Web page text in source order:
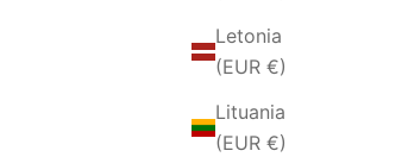
Letonia
(EUR €)
Lituania
(EUR €)